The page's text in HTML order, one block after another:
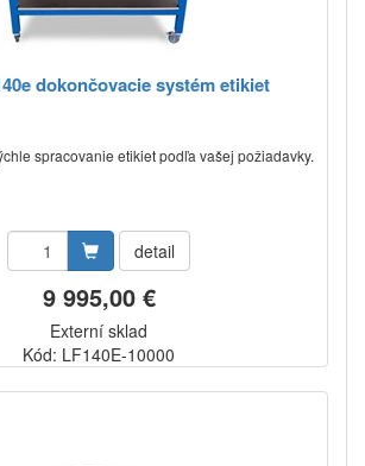
dokončovacie systém etikiet
spracovanie etikiet podľa vašej požiadavky.
detail
9 995,00 €
Externí sklad
Kód: LF140E-10000